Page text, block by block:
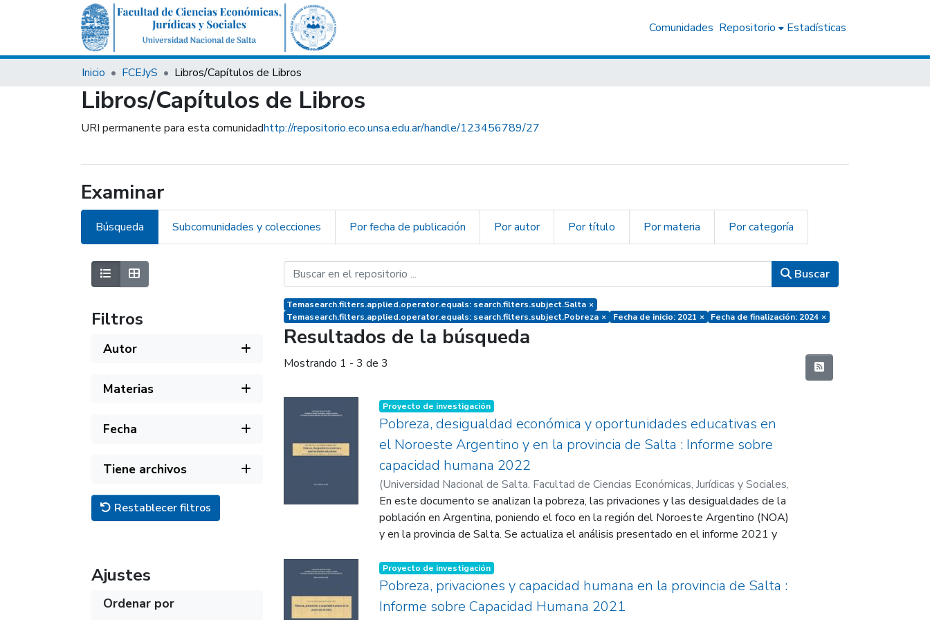
Comunidades Repositorio Estadísticas
Inicio FCEJyS Libros/Capítulos de Libros
Libros/Capítulos de Libros
URI permanente para esta comunidadhttp://repositorio.eco.unsa.edu.ar/handle/123456789/27
Examinar
Búsqueda Subcomunidades y colecciones Por fecha de publicación Por autor Por título Por materia Por categoría
Filtros
Autor
Materias
Fecha
Tiene archivos
Restablecer filtros
Ajustes
Ordenar por
Buscar
Temasearch.filters.applied.operator.equals: search.filters.subject.Salta ×
Temasearch.filters.applied.operator.equals: search.filters.subject.Pobreza × Fecha de inicio: 2021 × Fecha de finalización: 2024 ×
Resultados de la búsqueda
Mostrando 1 - 3 de 3
Proyecto de investigación
Pobreza, desigualdad económica y oportunidades educativas en
el Noroeste Argentino y en la provincia de Salta : Informe sobre
capacidad humana 2022
(Universidad Nacional de Salta. Facultad de Ciencias Económicas, Jurídicas y Sociales,
2022-12-01)Universidad Nacional de Salta. Facultad de Ciencias Económicas,
Jurídicas y Sociales. Institutos de Estudios Laborales y del Desarrollo Económico
(IELDE);Paz, Jorge Augusto
En este documento se analizan la pobreza, las privaciones y las desigualdades de la
población en Argentina, poniendo el foco en la región del Noroeste Argentino (NOA)
y en la provincia de Salta. Se actualiza el análisis presentado en el informe 2021 y
aprendizajes. El examen de la pobreza y las privaciones muestra lo que sucedió
después de la pandemia de COVID-19, ya que agrega dos años 2020 y 2021 al
informe anterior. En ese período la prevalencia de la pobreza en el país, en el NOA y
Proyecto de investigación
Pobreza, privaciones y capacidad humana en la provincia de Salta :
Informe sobre Capacidad Humana 2021